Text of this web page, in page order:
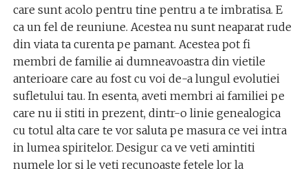
care sunt acolo pentru tine pentru a te imbratisa. E
ca un fel de reuniune. Acestea nu sunt neaparat rude
din viata ta curenta pe pamant. Acestea pot fi
membri de familie ai dumneavoastra din vietile
anterioare care au fost cu voi de-a lungul evolutiei
sufletului tau. In esenta, aveti membri ai familiei pe
care nu ii stiti in prezent, dintr-o linie genealogica
cu totul alta care te vor saluta pe masura ce vei intra
in lumea spiritelor. Desigur ca ve veti amintiti
numele lor si le veti recunoaste fetele lor la